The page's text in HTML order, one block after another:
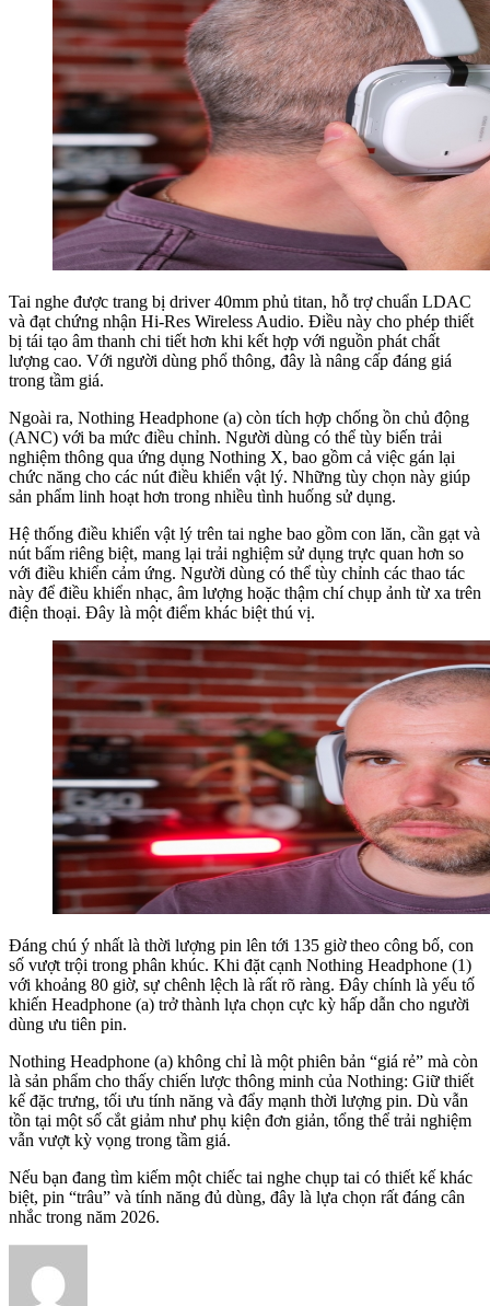
Tai nghe được trang bị driver 40mm phủ titan, hỗ trợ chuẩn LDAC
và đạt chứng nhận Hi-Res Wireless Audio. Điều này cho phép thiết
bị tái tạo âm thanh chi tiết hơn khi kết hợp với nguồn phát chất
lượng cao. Với người dùng phổ thông, đây là nâng cấp đáng giá
trong tầm giá.
Ngoài ra, Nothing Headphone (a) còn tích hợp chống ồn chủ động
(ANC) với ba mức điều chỉnh. Người dùng có thể tùy biến trải
nghiệm thông qua ứng dụng Nothing X, bao gồm cả việc gán lại
chức năng cho các nút điều khiển vật lý. Những tùy chọn này giúp
sản phẩm linh hoạt hơn trong nhiều tình huống sử dụng.
Hệ thống điều khiển vật lý trên tai nghe bao gồm con lăn, cần gạt và
nút bấm riêng biệt, mang lại trải nghiệm sử dụng trực quan hơn so
với điều khiển cảm ứng. Người dùng có thể tùy chỉnh các thao tác
này để điều khiển nhạc, âm lượng hoặc thậm chí chụp ảnh từ xa trên
điện thoại. Đây là một điểm khác biệt thú vị.
Đáng chú ý nhất là thời lượng pin lên tới 135 giờ theo công bố, con
số vượt trội trong phân khúc. Khi đặt cạnh Nothing Headphone (1)
với khoảng 80 giờ, sự chênh lệch là rất rõ ràng. Đây chính là yếu tố
khiến Headphone (a) trở thành lựa chọn cực kỳ hấp dẫn cho người
dùng ưu tiên pin.
Nothing Headphone (a) không chỉ là một phiên bản “giá rẻ” mà còn
là sản phẩm cho thấy chiến lược thông minh của Nothing: Giữ thiết
kế đặc trưng, tối ưu tính năng và đẩy mạnh thời lượng pin. Dù vẫn
tồn tại một số cắt giảm như phụ kiện đơn giản, tổng thể trải nghiệm
vẫn vượt kỳ vọng trong tầm giá.
Nếu bạn đang tìm kiếm một chiếc tai nghe chụp tai có thiết kế khác
biệt, pin “trâu” và tính năng đủ dùng, đây là lựa chọn rất đáng cân
nhắc trong năm 2026.